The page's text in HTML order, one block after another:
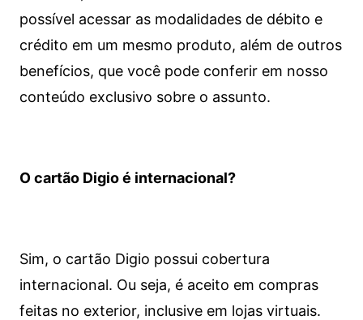
possível acessar as modalidades de débito e
crédito em um mesmo produto, além de outros
benefícios, que você pode conferir em nosso
conteúdo exclusivo sobre o assunto.
O cartão Digio é internacional?
Sim, o cartão Digio possui cobertura
internacional. Ou seja, é aceito em compras
feitas no exterior, inclusive em lojas virtuais.